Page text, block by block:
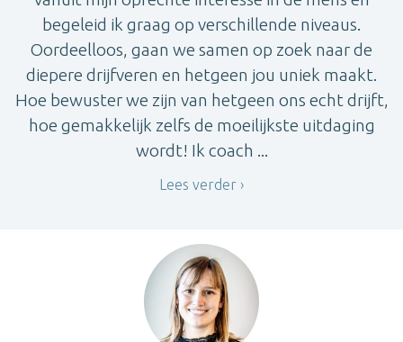
begeleid ik graag op verschillende niveaus.
Oordeelloos, gaan we samen op zoek naar de
diepere drijfveren en hetgeen jou uniek maakt.
Hoe bewuster we zijn van hetgeen ons echt drijft,
hoe gemakkelijk zelfs de moeilijkste uitdaging
wordt! Ik coach ...
Lees verder